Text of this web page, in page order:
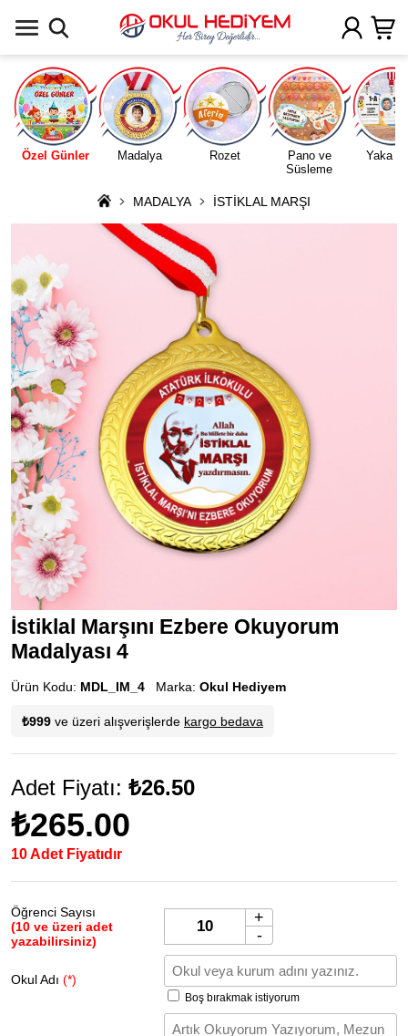
Özel Günler Madalya Rozet
Pano ve
Süsleme
Yaka
MADALYA İSTİKLAL MARŞI
İstiklal Marşını Ezbere Okuyorum
Madalyası 4
Ürün Kodu: MDL_IM_4 Marka: Okul Hediyem
₺999 ve üzeri alışverişlerde kargo bedava
Adet Fiyatı: ₺26.50
₺265.00
10 Adet Fiyatıdır
Öğrenci Sayısı
(10 ve üzeri adet
yazabilirsiniz)
+
-
Okul Adı (*)
Boş bırakmak istiyorum
Uygulamada Aç